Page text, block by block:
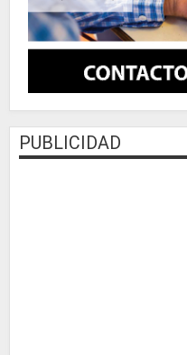
PUBLICIDAD